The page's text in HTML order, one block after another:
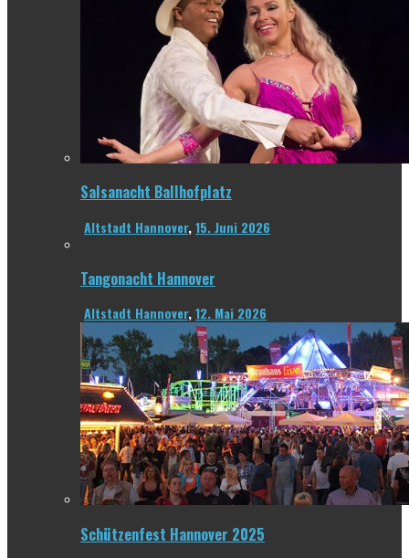
Salsanacht Ballhofplatz
Altstadt Hannover,15. Juni 2026
Tangonacht Hannover
Altstadt Hannover,12. Mai 2026
Schützenfest Hannover 2025